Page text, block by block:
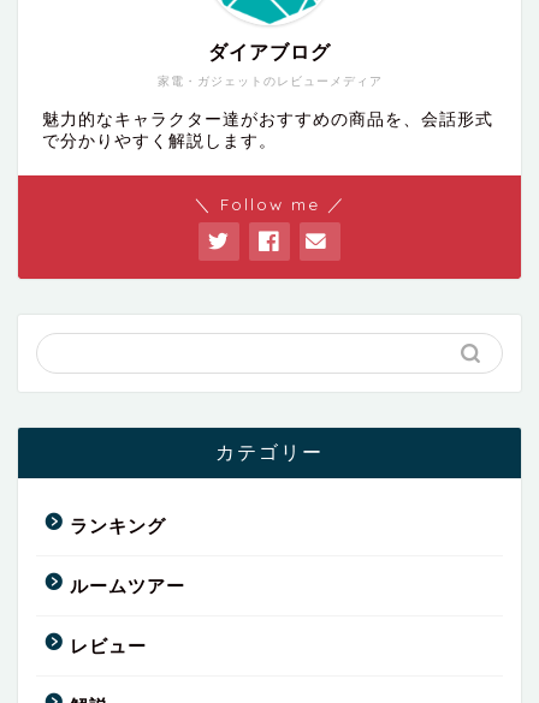
家電・ガジェットのレビューメディア
ダイアブログ
魅力的なキャラクター達がおすすめの商品を、会話形式
で分かりやすく解説します。
＼ Follow me ／
カテゴリー
ランキング
ルームツアー
レビュー